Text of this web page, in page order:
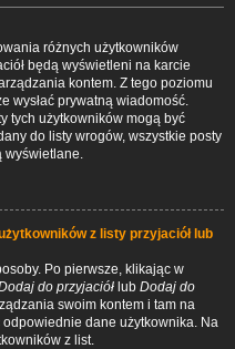
różnych użytkowników
będą wyświetleni na karcie
kontem. Z tego poziomu
wysłać prywatną wiadomość.
tych użytkowników mogą być
do listy wrogów, wszystkie posty
wyświetlane.
z listy przyjaciół lub
Po pierwsze, klikając w
do przyjaciół lub Dodaj do
swoim kontem i tam na
dane użytkownika. Na
z list.